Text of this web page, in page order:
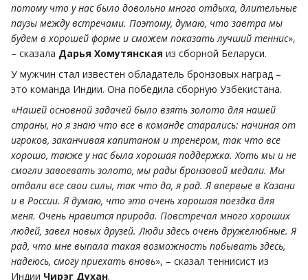
потому что у нас было довольно много отдыха, длительные
паузы между встречами. Поэтому, думаю, что завтра мы
будем в хорошей форме и сможем показать лучший теннис»,
– сказала Дарья Хомутянская из сборной Беларуси.
У мужчин стал известен обладатель бронзовых наград –
это команда Индии. Она победила сборную Узбекистана.
«Нашей основной задачей было взять золото для нашей
страны, но я знаю что все в команде старались: начиная от
игроков, заканчивая капитаном и тренером, так что все
хорошо, также у нас была хорошая поддержка. Хоть мы и не
смогли завоевать золото, мы рады бронзовой медали. Мы
отдали все свои силы, так что да, я рад. Я впервые в Казани
и в России. Я думаю, что это очень хорошая поездка для
меня. Очень нравится природа. Повстречал много хороших
людей, завел новых друзей. Люди здесь очень дружелюбные. Я
рад, что мне выпала такая возможность побывать здесь,
надеюсь, смогу приехать вновь», – сказал теннисист из
Индии Чирэг Духан.